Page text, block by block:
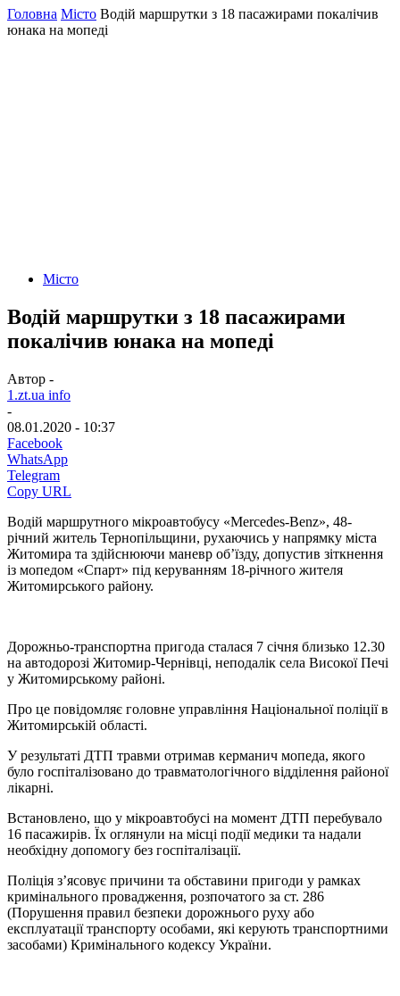
Головна Місто Водій маршрутки з 18 пасажирами покалічив
юнака на мопеді
Місто
Водій маршрутки з 18 пасажирами
покалічив юнака на мопеді
Автор -
1.zt.ua info
-
08.01.2020 - 10:37
Facebook
WhatsApp
Telegram
Copy URL
Водій маршрутного мікроавтобусу «Mercedes-Benz», 48-
річний житель Тернопільщини, рухаючись у напрямку міста
Житомира та здійснюючи маневр об’їзду, допустив зіткнення
із мопедом «Спарт» під керуванням 18-річного жителя
Житомирського району.
Дорожньо-транспортна пригода сталася 7 січня близько 12.30
на автодорозі Житомир-Чернівці, неподалік села Високої Печі
у Житомирському районі.
Про це повідомляє головне управління Національної поліції в
Житомирській області.
У результаті ДТП травми отримав керманич мопеда, якого
було госпіталізовано до травматологічного відділення районої
лікарні.
Встановлено, що у мікроавтобусі на момент ДТП перебувало
16 пасажирів. Їх оглянули на місці події медики та надали
необхідну допомогу без госпіталізації.
Поліція з’ясовує причини та обставини пригоди у рамках
кримінального провадження, розпочатого за ст. 286
(Порушення правил безпеки дорожнього руху або
експлуатації транспорту особами, які керують транспортними
засобами) Кримінального кодексу України.